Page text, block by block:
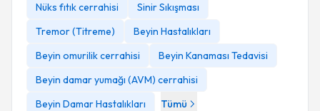
Nüks fıtık cerrahisi
Sinir Sıkışması
Tremor (Titreme)
Beyin Hastalıkları
Beyin omurilik cerrahisi
Beyin Kanaması Tedavisi
Beyin damar yumağı (AVM) cerrahisi
Beyin Damar Hastalıkları
Tümü